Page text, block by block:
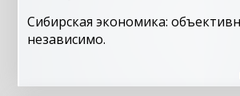
Сибирская экономика:
независимо.